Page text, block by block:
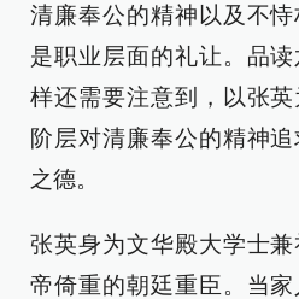
清廉奉公的精神以及不
是职业层面的礼让。品
样还需要注意到，以张
阶层对清廉奉公的精神
之德。
张英身为文华殿大学士
帝倚重的朝廷重臣。当